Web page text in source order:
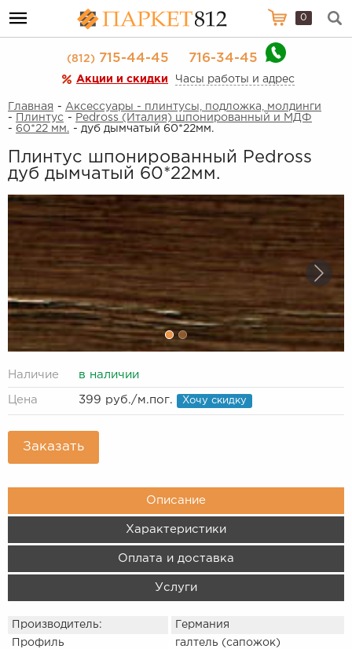
0
(812)715-44-45 716-34-45
Акции и скидки Часы работы и адрес
Главная - Аксессуары - плинтусы, подложка, молдинги
-
Плинтус - Pedross (Италия) шпонированный и МДФ
- 60*22 мм. - дуб дымчатый 60*22мм.
Плинтус шпонированный Pedross
дуб дымчатый 60*22мм.
Наличие в наличии
Цена 399 руб./м.пог. Хочу скидку
Заказать
Описание
Характеристики
Оплата и доставка
Услуги
Производитель:
Германия
Профиль
галтель (сапожок)